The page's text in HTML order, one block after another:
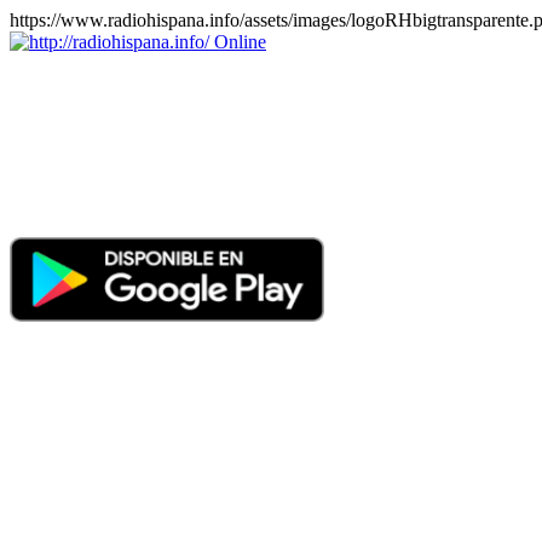
https://www.radiohispana.info/assets/images/
Online